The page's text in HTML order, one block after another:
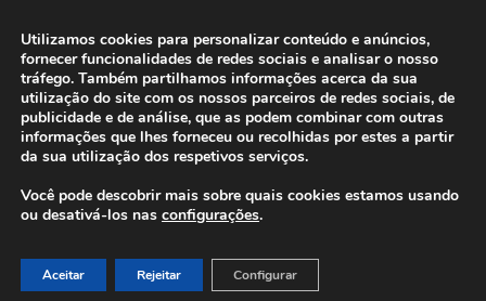
Livro de Reclamações
Utilizamos cookies para personalizar conteúdo e anúncios,
fornecer funcionalidades de redes sociais e analisar o nosso
tráfego. Também partilhamos informações acerca da sua
utilização do site com os nossos parceiros de redes sociais, de
publicidade e de análise, que as podem combinar com outras
informações que lhes forneceu ou recolhidas por estes a partir
da sua utilização dos respetivos serviços.
Você pode descobrir mais sobre quais cookies estamos usando
ou desativá-los nas configurações.
Aceitar Rejeitar Configurar